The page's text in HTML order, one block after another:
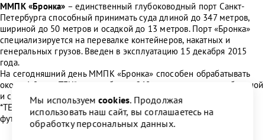
ММПК «Бронка» – единственный глубоководный порт Санкт-
Петербурга способный принимать суда длиной до 347 метров,
шириной до 50 метров и осадкой до 13 метров. Порт «Бронка»
специализируется на перевалке контейнеров, накатных и
генеральных грузов. Введен в эксплуатацию 15 декабря 2015
года.
На сегодняшний день ММПК «Бронка» способен обрабатывать
около 1,9 млн TEU* в год и более 260 тыс. единиц автомобильной
и специальной техники.
*TEU – общепринятая мера объема, равная одному 20-ти
футовому контейнеру и около 34 кубическим метрам.
Мы используем cookies. Продолжая
использовать наш сайт, вы соглашаетесь на
обработку персональных данных.